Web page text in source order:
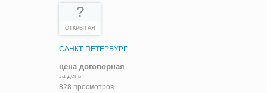
?
ОТКРЫТАЯ
САНКТ-ПЕТЕРБУРГ
цена договорная
за день
828 просмотров